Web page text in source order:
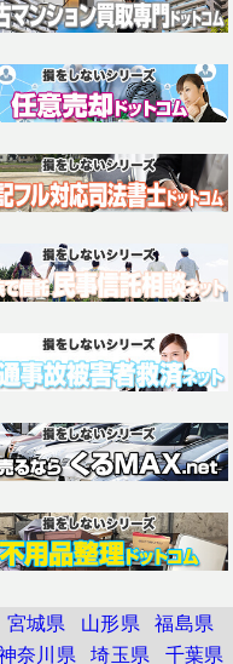
宮城県 山形県 福島県
奈川県 埼玉県 千葉県